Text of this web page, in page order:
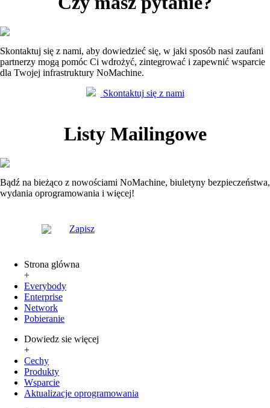
Skontaktuj się z nami, aby dowiedzieć się, w jaki sposób nasi zaufani
partnerzy mogą pomóc Ci wdrożyć, zintegrować i zapewnić wsparcie
dla Twojej infrastruktury NoMachine.
Skontaktuj się z nami
Listy Mailingowe
Bądź na bieżąco z nowościami NoMachine, biuletyny bezpieczeństwa,
wydania oprogramowania i więcej!
Zapisz
Strona glówna
+
Everybody
Enterprise
Network
Pobieranie
Dowiedz sie więcej
+
Cechy
Produkty
Wsparcie
Aktualizacje oprogramowania